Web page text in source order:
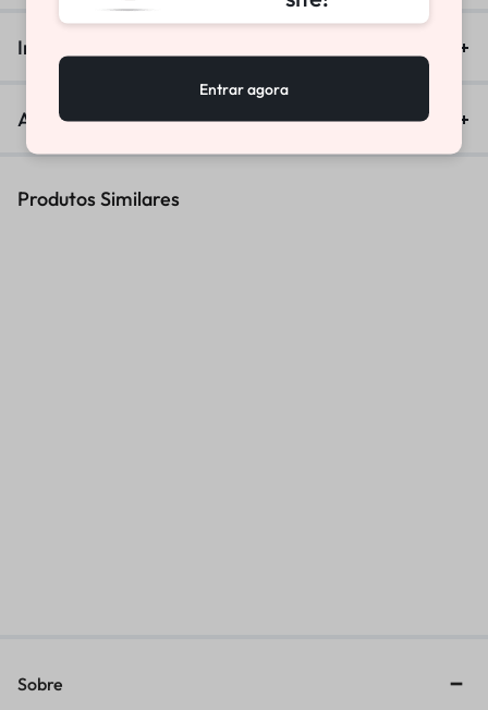
Informação adicional
Avaliações (0)
Produtos Similares
Sobre
Entrar agora